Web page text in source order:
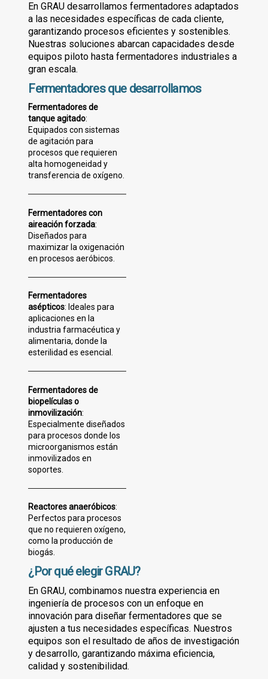
En GRAU desarrollamos fermentadores adaptados
a las necesidades específicas de cada cliente,
garantizando procesos eficientes y sostenibles.
Nuestras soluciones abarcan capacidades desde
equipos piloto hasta fermentadores industriales a
gran escala.
Fermentadores que desarrollamos
Fermentadores de
tanque agitado:
Equipados con sistemas
de agitación para
procesos que requieren
alta homogeneidad y
transferencia de oxígeno.
Fermentadores con
aireación forzada:
Diseñados para
maximizar la oxigenación
en procesos aeróbicos.
Fermentadores
asépticos: Ideales para
aplicaciones en la
industria farmacéutica y
alimentaria, donde la
esterilidad es esencial.
Fermentadores de
biopelículas o
inmovilización:
Especialmente diseñados
para procesos donde los
microorganismos están
inmovilizados en
soportes.
Reactores anaeróbicos:
Perfectos para procesos
que no requieren oxígeno,
como la producción de
biogás.
¿Por qué elegir GRAU?
En GRAU, combinamos nuestra experiencia en
ingeniería de procesos con un enfoque en
innovación para diseñar fermentadores que se
ajusten a tus necesidades específicas. Nuestros
equipos son el resultado de años de investigación
y desarrollo, garantizando máxima eficiencia,
calidad y sostenibilidad.